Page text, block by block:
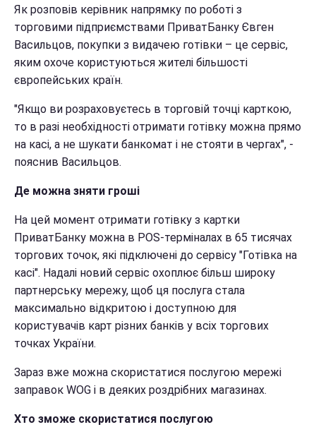
Як розповів керівник напрямку по роботі з
торговими підприємствами ПриватБанку Євген
Васильцов, покупки з видачею готівки – це сервіс,
яким охоче користуються жителі більшості
європейських країн.
"Якщо ви розраховуєтесь в торговій точці карткою,
то в разі необхідності отримати готівку можна прямо
на касі, а не шукати банкомат і не стояти в чергах", -
пояснив Васильцов.
Де можна зняти гроші
На цей момент отримати готівку з картки
ПриватБанку можна в POS-терміналах в 65 тисячах
торгових точок, які підключені до сервісу "Готівка на
касі". Надалі новий сервіс охоплює більш широку
партнерську мережу, щоб ця послуга стала
максимально відкритою і доступною для
користувачів карт різних банків у всіх торгових
точках України.
Зараз вже можна скористатися послугою мережі
заправок WOG і в деяких роздрібних магазинах.
Хто зможе скористатися послугою